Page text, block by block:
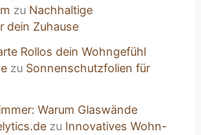
zu Nachhaltige
dein Zuhause
Rollos dein Wohngefühl
zu Sonnenschutzfolien für
Warum Glaswände
zu Innovatives Wohn-